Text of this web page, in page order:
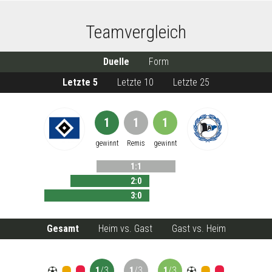
Teamvergleich
Duelle
Form
Letzte 5
Letzte 10 Letzte 25
1
gewinnt
1
Remis
1
gewinnt
1 :1
2:0
3:0
Gesamt Heim vs. Gast Gast vs. Heim